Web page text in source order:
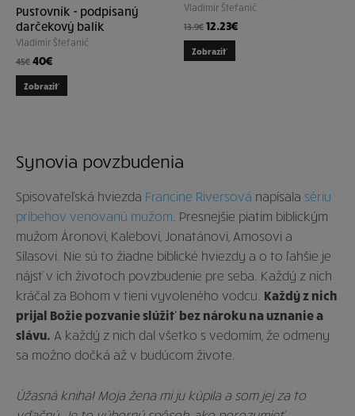
Pustovník - podpísaný
darčekový balík
Vladimír Štefanič
45€ 40€
Zobraziť
Vladimír Štefanič
13.9€ 12.23€
Zobraziť
Synovia povzbudenia
Spisovateľská hviezda Francine Riversová napísala sériu
príbehov venovanú mužom . Presnejšie piatim biblickým
mužom Áronovi, Kalebovi, Jonatánovi, Amosovi a
Sílasovi. Nie sú to žiadne biblické hviezdy a o to ľahšie je
nájsť v ich životoch povzbudenie pre seba. Každý z nich
kráčal za Bohom v tieni vyvoleného vodcu. Každý z nich
prijal Božie pozvanie slúžiť bez nároku na uznanie a
slávu. A každý z nich dal všetko s vedomím, že odmeny
sa možno dočká až v budúcom živote.
Úžasná kniha! Moja žena mi ju kúpila a som jej za to